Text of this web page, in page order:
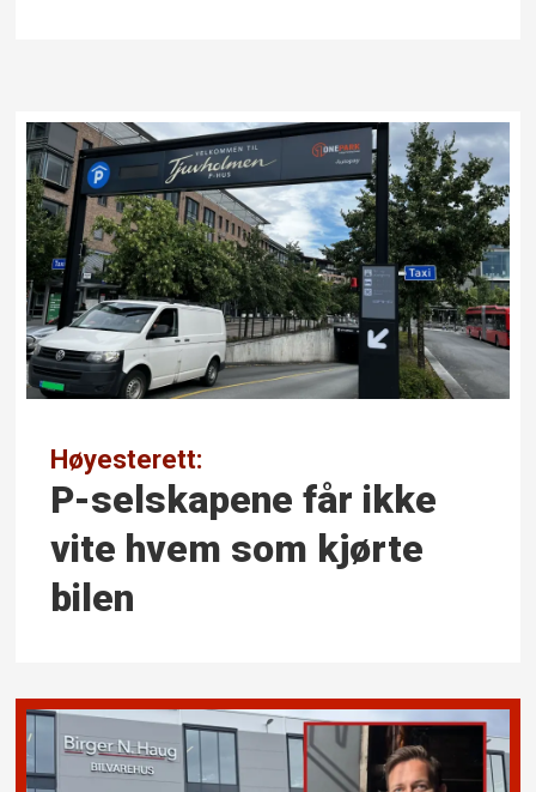
Høyesterett:
P-selskapene får ikke
vite hvem som kjørte
bilen